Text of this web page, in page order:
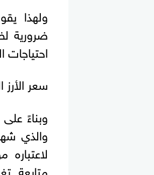
ولهذا
ضرورية
سعر الأرز
والذي
لاعتباره
متابعة